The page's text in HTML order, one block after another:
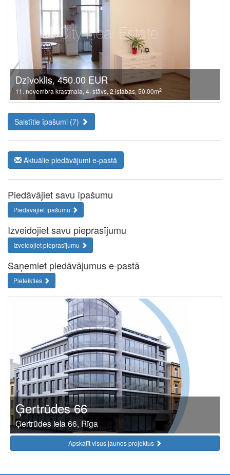
Dzīvoklis, 450.00 EUR
11. novembra krastmala, 4. stāvs, 2 istabas, 50.00m2
Saistītie īpašumi (7)
Aktuālie piedāvājumi e-pastā
Piedāvājiet savu īpašumu
Piedāvājiet īpašumu
Izveidojiet savu pieprasījumu
Izveidojiet pieprasījumu
Saņemiet piedāvājumus e-pastā
Pieteikties
Ģertrūdes 66
Ģertrūdes iela 66, Rīga
Apskatīt visus jaunos projektus